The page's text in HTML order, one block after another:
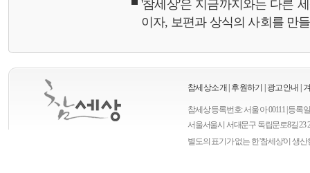
'참세상'은 지금까지와는 다른
이자, 보편과 상식의 사회를 만
참세상소개 후원하기 광고안내
참세상 등록번호: 서울 아 00111 | 등록
서울서울시 서대문구 독립문로8길 23
별도의 표기가 없는 한 '참세상'이 생